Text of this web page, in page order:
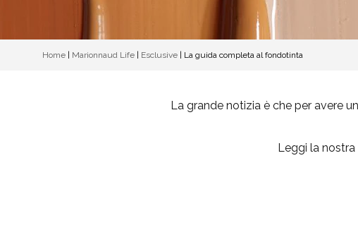
Home Marionnaud Life Esclusive La guida completa al fondotinta
La grande notizia è che per avere
Leggi la